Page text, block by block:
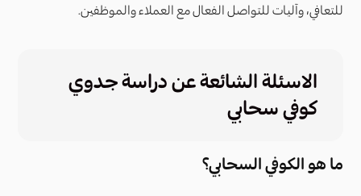
للتعافي، وآليات للتواصل الفعال مع العملاء والموظفين.
الاسئلة الشائعة عن دراسة جدوي
كوفي سحابي
ما هو الكوفي السحابي؟